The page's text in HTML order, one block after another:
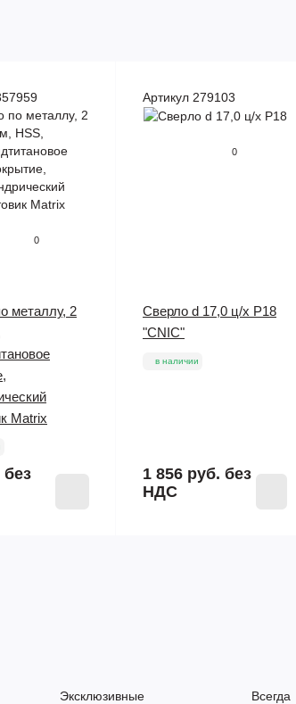
0
металлу, 2
Matrix
без
Артикул 279103
0
Сверло d 17,0 ц/х Р18
"CNIC"
в наличии
1 856 руб. без
НДС
Эксклюзивные
Всегда